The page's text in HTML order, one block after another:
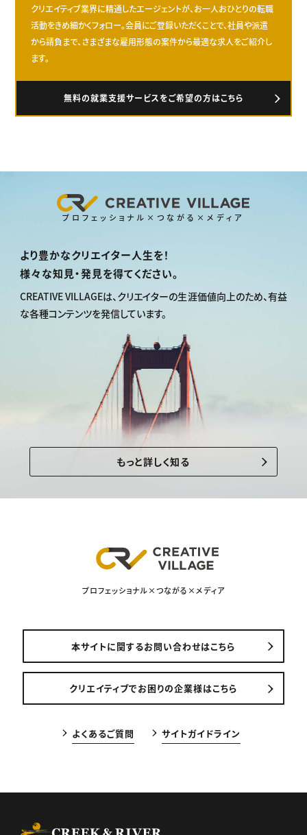
クリエイティブ業界に精通したエージェントが、お一人おひとりの転職
活動をきめ細かくフォロー。会員にご登録いただくことで、社員や派遣
から請負まで、さまざまな雇用形態の案件から最適な求人をご紹介し
ます。
無料の就業支援サービスをご希望の方はこちら
プロフェッショナル×つながる×メディア
より豊かなクリエイター人生を！
様々な知見・発見を得てください。
CREATIVE VILLAGEは、 クリエイターの生涯価値向上のため、有益
な各種コンテンツを発信しています。
もっと詳しく知る
プロフェッショナル×つながる×メディア
本サイトに関するお問い合わせはこちら
クリエイティブでお困りの企業様はこちら
よくあるご質問 サイトガイドライン